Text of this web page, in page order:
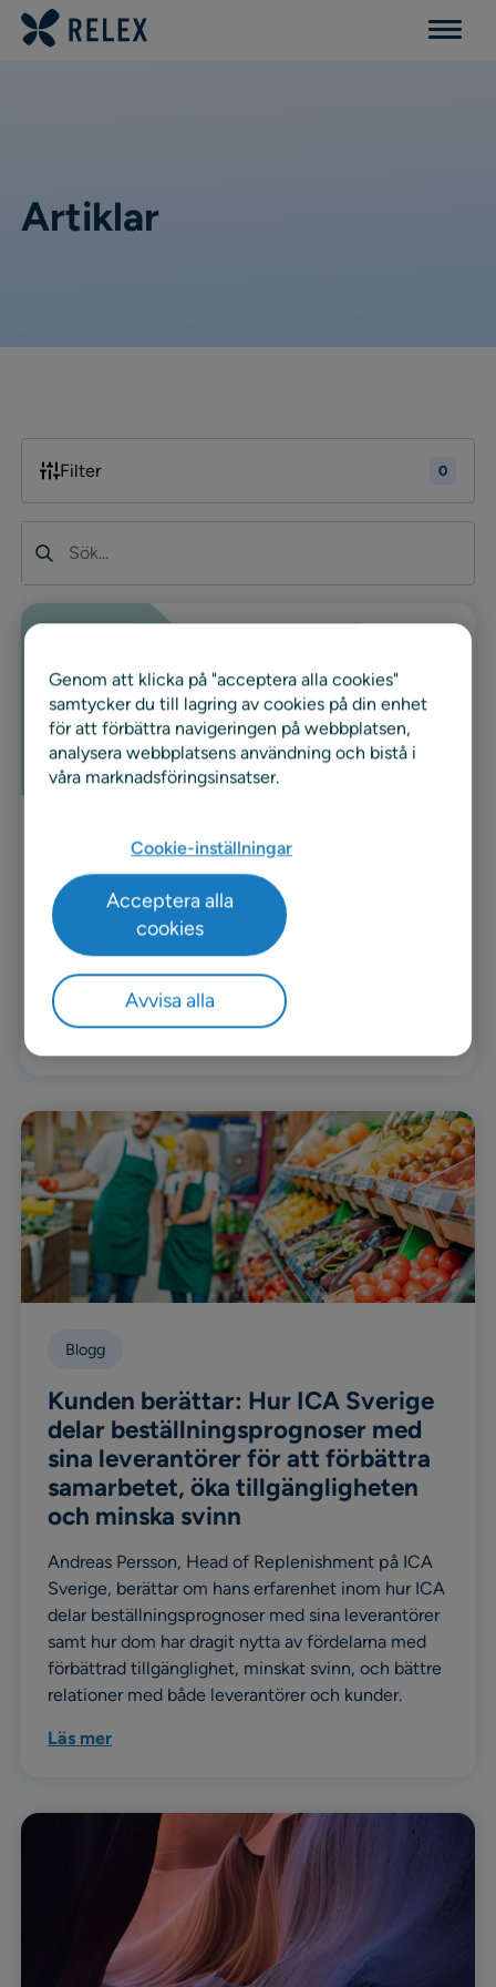
Menu
Artiklar
Filter 0
Kundvideo: ICA Sverige
ICA Sverige, med 1300 butiker och en
största dagligvaruhandlarna…
Läs mer
Blogg
Kunden berättar: Hur ICA Sverige
delar beställningsprognoser med
sina leverantörer för att förbättra
samarbetet, öka tillgängligheten
och minska svinn
Andreas Persson, Head of Replenishment på ICA
Sverige, berättar om hans erfarenhet inom hur ICA
delar beställningsprognoser med sina leverantörer
samt hur dom har dragit nytta av fördelarna med
förbättrad tillgänglighet, minskat svinn, och bättre
relationer med både leverantörer och kunder.
Läs mer
Genom att klicka på "acceptera alla cookies"
samtycker du till lagring av cookies på din enhet
för att förbättra navigeringen på webbplatsen,
analysera webbplatsens användning och bistå i
våra marknadsföringsinsatser.
Cookie-inställningar
Avvisa alla
Acceptera alla
cookies